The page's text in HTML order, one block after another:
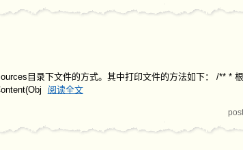
目录下文件的方式。其中打印文件的方法如下： /** *
阅读全文